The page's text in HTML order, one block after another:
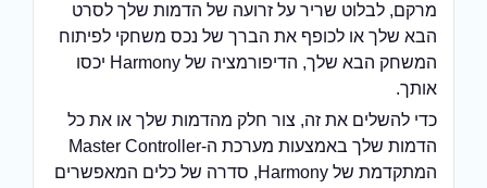
מרקם, לבלוט שריר על זרועה של הדמות שלך לסרט
הבא שלך או לכופף את הברך של נכס משחקי לפיתוח
המשחק הבא שלך, הדיפורמציה של Harmony יכסו
אותך.
כדי להשלים את זה, צור חלק מהדמות שלך או את כל
הדמות שלך באמצעות מערכת ה-Master Controller
המתקדמת של Harmony, סדרה של כלים המאפשרים